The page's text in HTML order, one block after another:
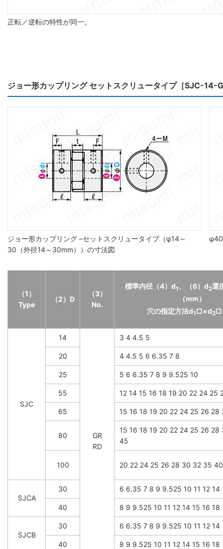
正転／逆転の特性が同一。
ジョー形カップリング セットスクリュータイプ［SJC-14-
ジョー形カップリング –セットスクリュータイプ（φ14～
30（外径14～30mm））の寸法図
φ40
（1）
Type
（2）D
（3）
No.
標準内径（4）d1、（6）d2選
（mm）
穴の指定方法d1 □×d2□
SJC
14
GR
RD
3 4 4.5 5
20 4 4.5 5 6 6.35 7 8
25 5 6 6.35 7 8 9 9.525 10
55 12 14 15 16 18 19 20 22 24 25
65 15 16 18 19 20 22 24 25 26 28
80
15 16 18 19 20 22 24 25 26
45
100 20 22 24 25 26 28 30 32 35
SJCA
30 6 6.35 7 8 9 9.525 10 11 12 14
40 8 9 9.525 10 11 12 14 15 16 18
SJCB
30 6 6.35 7 8 9 9.525 10 11 12 14
40 8 9 9.525 10 11 12 14 15 16 18